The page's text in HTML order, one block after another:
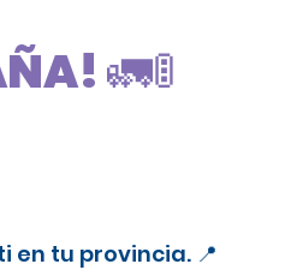
🚛🚦
en tu provincia. 📍